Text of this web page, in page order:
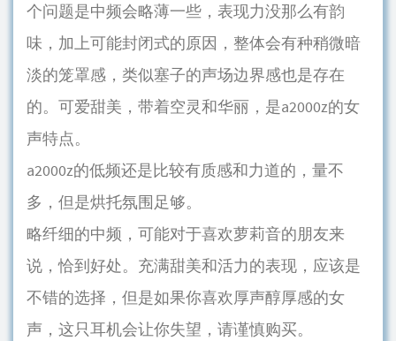
个问题是中频会略薄一些，表现力没那么有韵
味，加上可能封闭式的原因，整体会有种稍微暗
淡的笼罩感，类似塞子的声场边界感也是存在
的。可爱甜美，带着空灵和华丽，是a2000z的女
声特点。
a2000z的低频还是比较有质感和力道的，量不
多，但是烘托氛围足够。
略纤细的中频，可能对于喜欢萝莉音的朋友来
说，恰到好处。充满甜美和活力的表现，应该是
不错的选择，但是如果你喜欢厚声醇厚感的女
声，这只耳机会让你失望，请谨慎购买。